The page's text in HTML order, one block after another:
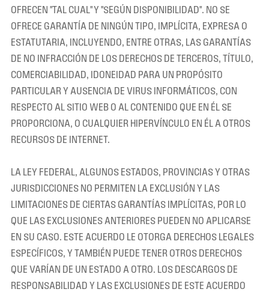
OFRECEN "TAL CUAL" Y "SEGÚN DISPONIBILIDAD". NO SE
OFRECE GARANTÍA DE NINGÚN TIPO, IMPLÍCITA, EXPRESA O
ESTATUTARIA, INCLUYENDO, ENTRE OTRAS, LAS GARANTÍAS
DE NO INFRACCIÓN DE LOS DERECHOS DE TERCEROS, TÍTULO,
COMERCIABILIDAD, IDONEIDAD PARA UN PROPÓSITO
PARTICULAR Y AUSENCIA DE VIRUS INFORMÁTICOS, CON
RESPECTO AL SITIO WEB O AL CONTENIDO QUE EN ÉL SE
PROPORCIONA, O CUALQUIER HIPERVÍNCULO EN ÉL A OTROS
RECURSOS DE INTERNET.
LA LEY FEDERAL, ALGUNOS ESTADOS, PROVINCIAS Y OTRAS
JURISDICCIONES NO PERMITEN LA EXCLUSIÓN Y LAS
LIMITACIONES DE CIERTAS GARANTÍAS IMPLÍCITAS, POR LO
QUE LAS EXCLUSIONES ANTERIORES PUEDEN NO APLICARSE
EN SU CASO. ESTE ACUERDO LE OTORGA DERECHOS LEGALES
ESPECÍFICOS, Y TAMBIÉN PUEDE TENER OTROS DERECHOS
QUE VARÍAN DE UN ESTADO A OTRO. LOS DESCARGOS DE
RESPONSABILIDAD Y LAS EXCLUSIONES DE ESTE ACUERDO